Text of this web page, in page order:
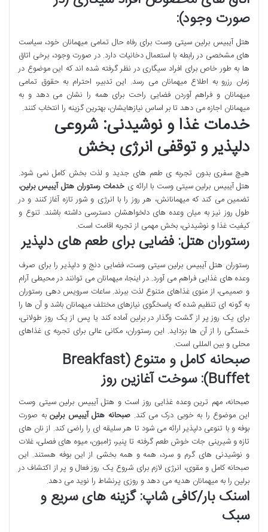
صورت وجود):
هتل آیبیس برلین سیتی وست برای رفاه حال تمامی میهمانان خود، سیاست
های مشخصی در رابطه با استعمال دخانیات دارد. در صورت وجود، برخی اتاق
ها به طور خاص برای افراد سیگاری در نظر گرفته شده اند که این موضوع در
زمان رزرو به اطلاع میهمانان می رسد. این تدبیر، احترام به حقوق تمامی
میهمانان و فراهم آوردن فضایی راحت برای همه را نشان می دهد و به
میهمانان اجازه می دهد تا بر اساس نیازهایشان، بهترین گزینه را انتخاب کنند.
خدمات غذا و نوشیدنی: شروعی
دلپذیر و توقفی انرژی بخش
هیچ سفری بدون تجربه ی طعم های جدید و لذت بخش کامل نمی شود.
هتل آیبیس برلین سیتی وست با ارائه ی خدمات رستوران هتل آیبیس برلین،
تضمین می کند که میهمانانش، هر روز را با انرژی و شور تازه آغاز کنند و در
طول روز نیز به میان وعده های دلخواهشان دسترسی داشته باشند. تنوع و
کیفیت غذا و نوشیدنی، بخش مهمی از تجربه اقامت است.
رستوران هتل: فضایی برای طعم های دلپذیر
رستوران هتل آیبیس برلین سیتی وست، فضایی دنج و دلپذیر را برای صرف
وعده های غذایی فراهم می آورد. در اینجا، میهمانان می توانند در محیطی آرام
و صمیمی، از منوی غذاهای متنوع لذت ببرند. ساعات سرویس دهی رستوران
به گونه ای تنظیم شده که پاسخگوی نیازهای مختلف میهمانان باشد و آن ها را
برای یک روز پر از گشت وگذار در برلین آماده کند یا پس از یک روز طولانی،
خستگی را از آن ها بزداید. این رستوران، مکانی عالی برای تجربه ی غذاهای
محلی و بین المللی است.
صبحانه کامل و متنوع (Breakfast
Buffet): سوخت آغازین روز
صبحانه، مهم ترین وعده غذایی روز است و هتل آیبیس برلین سیتی وست
این موضوع را به خوبی درک می کند. صبحانه هتل آیبیس برلینبه صورت
بوفه و با تنوعی دلپذیر ارائه می شود تا هر سلیقه ای را راضی کند. از نان های
تازه و شیرینی جات خوش طعم گرفته تا پنیر، ژامبون، میوه های فصلی، غلات
و نوشیدنی های گرم و سرد، همه و همه بخشی از این بوفه هستند. این
صبحانه کامل و مقوی، انرژی لازم برای شروع یک روز فعال و پر از اکتشاف در
برلین را به میهمانان هدیه می دهد و روزی پرنشاط را نوید می دهد.
اسنک بار/کافی شاپ: گزینه های سریع و
سبک